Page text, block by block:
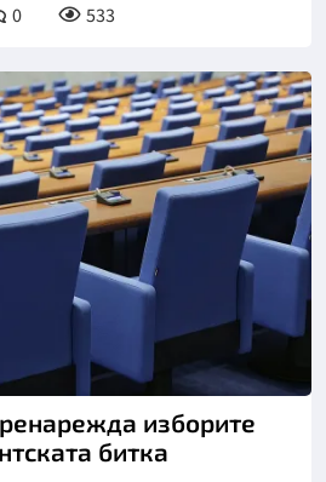
0 533
изборите
битка